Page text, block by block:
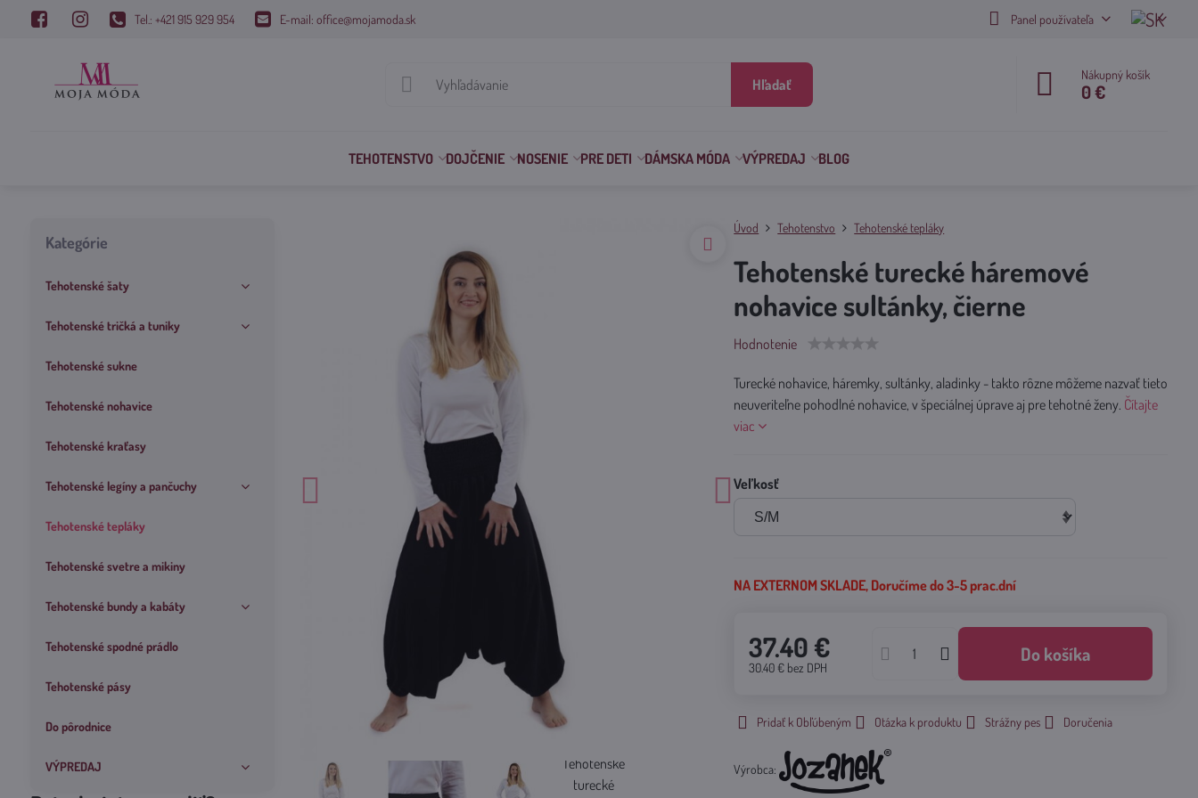
Tel.: +421 915 929 954 E-mail: office@mojamoda.sk Panel používateľa
Hľadať
Nákupný košík
0 €
TEHOTENSTVO DOJČENIE NOSENIE PRE DETI DÁMSKA MÓDA VÝPREDAJ BLOG
Úvod Tehotenstvo Tehotenské tepláky
Tehotenské turecké háremové
nohavice sultánky, čierne
Hodnotenie
Turecké nohavice, háremky, sultánky, aladinky - takto rôzne môžeme nazvať tieto
neuveriteľne pohodlné nohavice, v špeciálnej úprave aj pre tehotné ženy. Čítajte
viac
Veľkosť
NA EXTERNOM SKLADE, Doručíme do 3-5 prac.dní
37.40 €
30.40 € bez DPH
Do košíka
Pridať k Obľúbeným Otázka k produktu Strážny pes Doručenia
Výrobca:
Kategórie
Tehotenské šaty
Tehotenské tričká a tuniky
Tehotenské sukne
Tehotenské nohavice
Tehotenské kraťasy
Tehotenské legíny a pančuchy
Tehotenské tepláky
Tehotenské svetre a mikiny
Tehotenské bundy a kabáty
Tehotenské spodné prádlo
Tehotenské pásy
Do pôrodnice
VÝPREDAJ